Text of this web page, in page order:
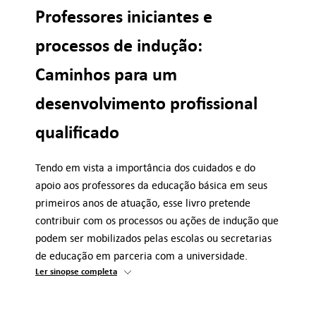
Professores iniciantes e
processos de indução:
Caminhos para um
desenvolvimento profissional
qualificado
Tendo em vista a importância dos cuidados e do
apoio aos professores da educação básica em seus
primeiros anos de atuação, esse livro pretende
contribuir com os processos ou ações de indução que
podem ser mobilizados pelas escolas ou secretarias
de educação em parceria com a universidade.
Ler sinopse completa